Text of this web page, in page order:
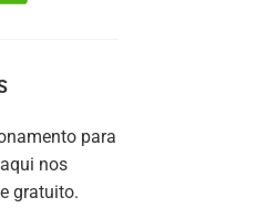
para
nos
gratuito.